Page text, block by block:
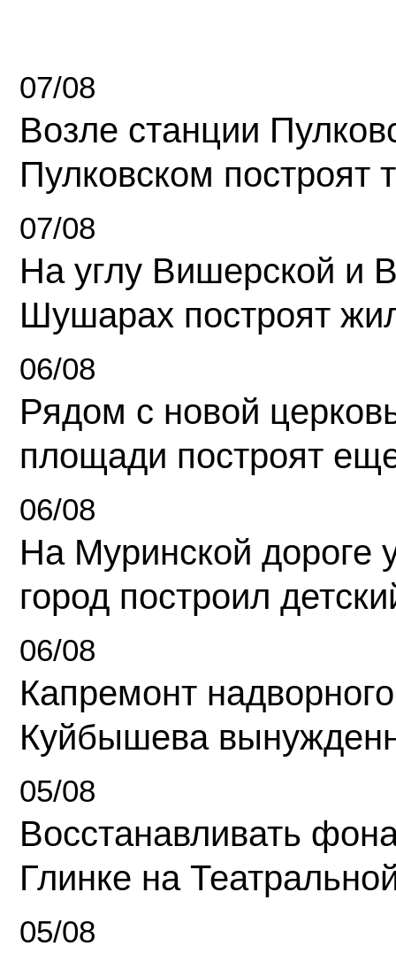
07/08
Возле станции
Пулковском построят
07/08
На углу Вишерской и
Шушарах построят
06/08
Рядом с новой
площади построят
06/08
На Муринской дороге
город построил
06/08
Капремонт
Куйбышева
05/08
Восстанавливать
Глинке на
05/08